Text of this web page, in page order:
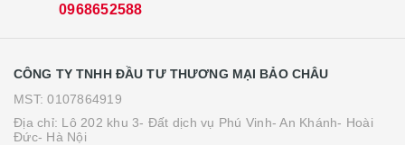
0968652588
CÔNG TY TNHH ĐẦU TƯ THƯƠNG MẠI BẢO CHÂU
MST: 0107864919
Địa chỉ: Lô 202 khu 3- Đất dịch vụ Phú Vinh- An Khánh- Hoài
Đức- Hà Nội